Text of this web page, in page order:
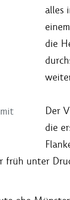
alles
die
Der
die
unter